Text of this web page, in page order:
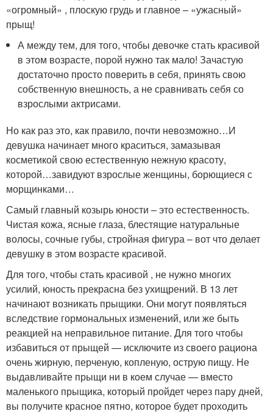
«огромный» , плоскую грудь и главное – «ужасный»
прыщ!
А между тем, для того, чтобы девочке стать красивой
в этом возрасте, порой нужно так мало! Зачастую
достаточно просто поверить в себя, принять свою
собственную внешность, а не сравнивать себя со
взрослыми актрисами.
Но как раз это, как правило, почти невозможно…И
девушка начинает много краситься, замазывая
косметикой свою естественную нежную красоту,
которой…завидуют взрослые женщины, борющиеся с
морщинками…
Самый главный козырь юности – это естественность.
Чистая кожа, ясные глаза, блестящие натуральные
волосы, сочные губы, стройная фигура – вот что делает
девушку в этом возрасте красивой.
Для того, чтобы стать красивой , не нужно многих
усилий, юность прекрасна без ухищрений. В 13 лет
начинают возникать прыщики. Они могут появляться
вследствие гормональных изменений, или же быть
реакцией на неправильное питание. Для того чтобы
избавиться от прыщей — исключите из своего рациона
очень жирную, перченую, копленую, острую пищу. Не
выдавливайте прыщи ни в коем случае — вместо
маленького прыщика, который пройдет через пару дней,
вы получите красное пятно, которое будет проходить